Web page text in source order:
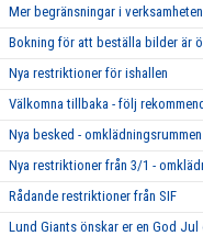
Mer begränsningar i verksamheten
Bokning för att beställa bilder är
Nya restriktioner för ishallen
Välkomna tillbaka - följ
Nya besked -
Nya restriktioner från 3/1 -
Rådande restriktioner från SIF
Lund Giants önskar er en God